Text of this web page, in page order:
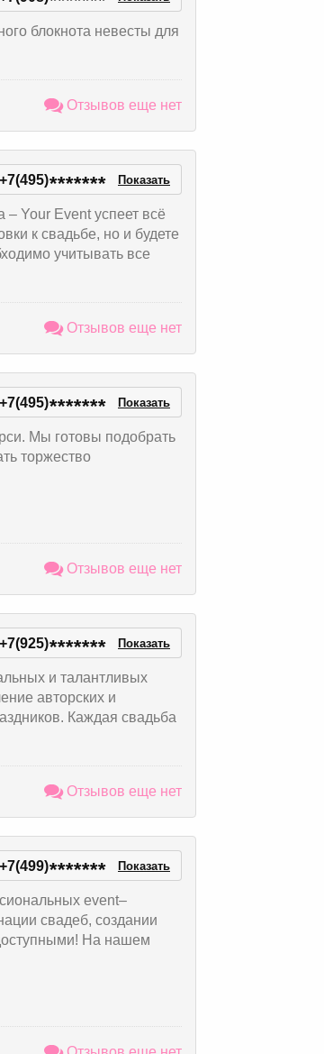
блокнота невесты для
Отзывов еще нет
+7(495)******* Показать
Your Event успеет всё
к свадьбе, но и будете
учитывать все
Отзывов еще нет
+7(495)******* Показать
Мы готовы подобрать
торжество
Отзывов еще нет
+7(925)******* Показать
и талантливых
авторских и
Каждая свадьба
Отзывов еще нет
+7(499)******* Показать
event–
свадеб, создании
На нашем